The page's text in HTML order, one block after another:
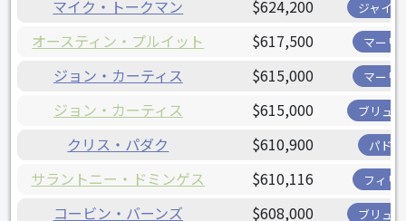
マイク・トークマン $624,200 ジャイ
オースティン・プルイット $617,500 マーリ
ジョン・カーティス $615,000 マーリ
ジョン・カーティス $615,000 ブリュ
クリス・パダク $610,900 パド
サラントニー・ドミンゲス $610,116 フィリ
コービン・バーンズ $608,000 ブリュ